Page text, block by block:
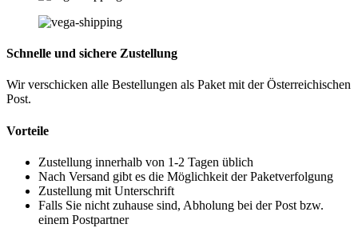
Schnelle und sichere Zustellung
Wir verschicken alle Bestellungen als Paket mit der Österreichischen
Post.
Vorteile
Zustellung innerhalb von 1-2 Tagen üblich
Nach Versand gibt es die Möglichkeit der Paketverfolgung
Zustellung mit Unterschrift
Falls Sie nicht zuhause sind, Abholung bei der Post bzw.
einem Postpartner